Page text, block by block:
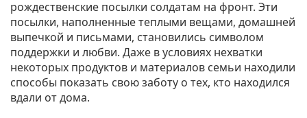
рождественские посылки солдатам на фронт. Эти
посылки, наполненные теплыми вещами, домашней
выпечкой и письмами, становились символом
поддержки и любви. Даже в условиях нехватки
некоторых продуктов и материалов семьи находили
способы показать свою заботу о тех, кто находился
вдали от дома.